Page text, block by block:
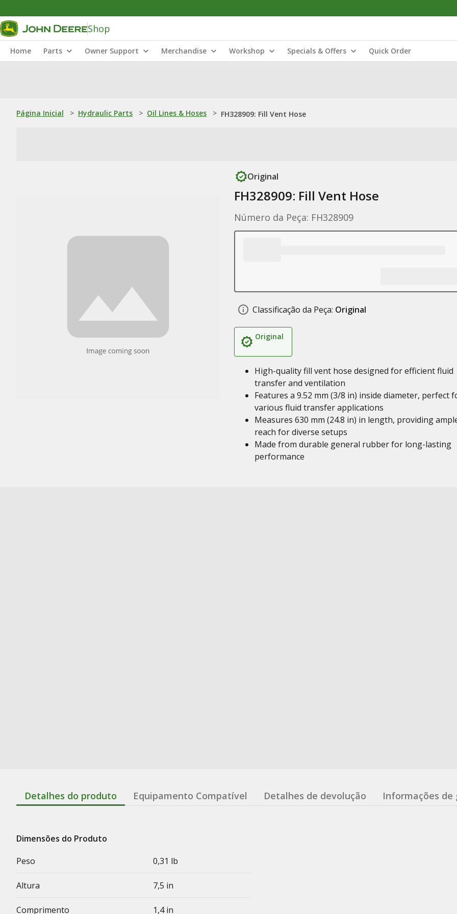
Shop
Home Parts Owner Support Merchandise Workshop Specials & Offers Quick Order
Página Inicial > Hydraulic Parts > Oil Lines & Hoses > FH328909: Fill Vent Hose
Original
FH328909: Fill Vent Hose
Número da Peça: FH328909
Classificação da Peça: Original
Original
High-quality fill vent hose designed for efficient fluid
transfer and ventilation
Features a 9.52 mm (3/8 in) inside diameter, perfect
various fluid transfer applications
Measures 630 mm (24.8 in) in length, providing
reach for diverse setups
Made from durable general rubber for long-lasting
performance
Detalhes do produto Equipamento Compatível Detalhes de devolução Informações de
Dimensões do Produto
Peso
0,31 lb
Altura 7,5 in
Comprimento 1,4 in